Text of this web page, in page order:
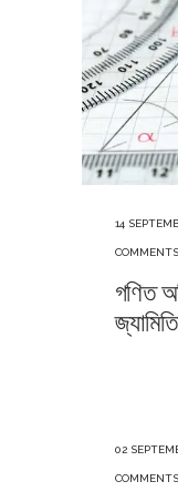
14
COMMENTS
গণিত
02
COMMENTS